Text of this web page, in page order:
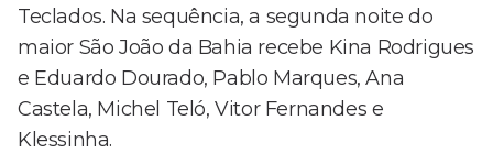
Teclados. Na sequência, a segunda noite do
maior São João da Bahia recebe Kina Rodrigues
e Eduardo Dourado, Pablo Marques, Ana
Castela, Michel Teló, Vitor Fernandes e
Klessinha.